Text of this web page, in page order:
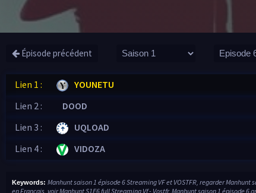
Épisode précédent
Lien 1 : YOUNETU
Lien 2 :
DOOD
Lien 3 :
UQLOAD
Lien 4 :
VIDOZA
Keywords: Manhunt saison 1 épisode 6 Streaming VF et VOSTFR, regarder Manhunt
en Français, voir Manhunt S1E6 full Streaming Vf - Vostfr, Manhunt saison 1 épisode